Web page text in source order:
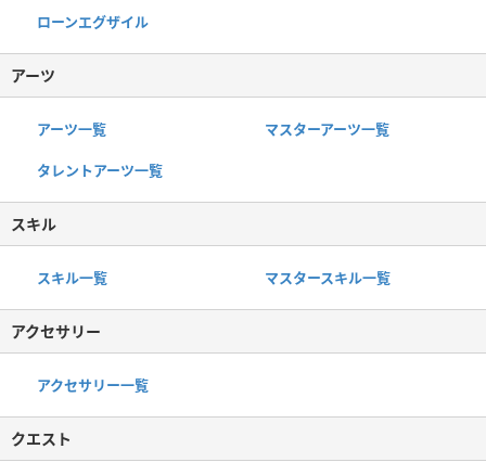
ローンエグザイル
アーツ
アーツ一覧 マスターアーツ一覧
タレントアーツ一覧
スキル
スキル一覧 マスタースキル一覧
アクセサリー
アクセサリー一覧
クエスト